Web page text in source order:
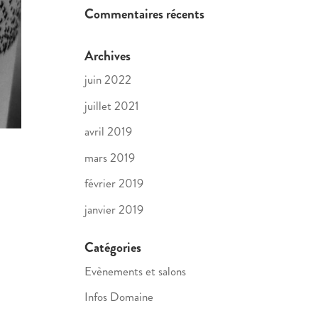
Commentaires récents
Archives
juin 2022
juillet 2021
avril 2019
mars 2019
février 2019
janvier 2019
Catégories
Evènements et salons
Infos Domaine